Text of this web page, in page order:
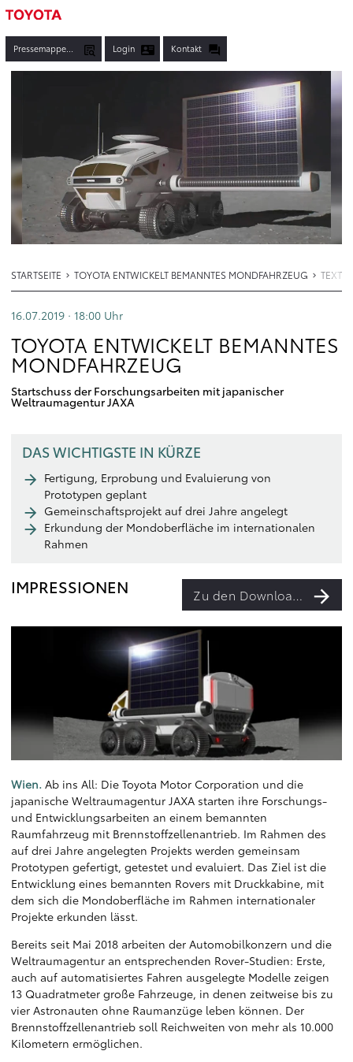
Pressemappen, Fotos & Co. Login Kontakt
STARTSEITE TOYOTA ENTWICKELT BEMANNTES MONDFAHRZEUG TEXT
16.07.2019 · 18:00 Uhr
TOYOTA ENTWICKELT BEMANNTES
MONDFAHRZEUG
Startschuss der Forschungsarbeiten mit japanischer
Weltraumagentur JAXA
DAS WICHTIGSTE IN KÜRZE
Fertigung, Erprobung und Evaluierung von
Prototypen geplant
Gemeinschaftsprojekt auf drei Jahre angelegt
Erkundung der Mondoberfläche im internationalen
Rahmen
IMPRESSIONEN Zu den Downloads
Wien. Ab ins All: Die Toyota Motor Corporation und die
japanische Weltraumagentur JAXA starten ihre Forschungs-
und Entwicklungsarbeiten an einem bemannten
Raumfahrzeug mit Brennstoffzellenantrieb. Im Rahmen des
auf drei Jahre angelegten Projekts werden gemeinsam
Prototypen gefertigt, getestet und evaluiert. Das Ziel ist die
Entwicklung eines bemannten Rovers mit Druckkabine, mit
dem sich die Mondoberfläche im Rahmen internationaler
Projekte erkunden lässt.
Bereits seit Mai 2018 arbeiten der Automobilkonzern und die
Weltraumagentur an entsprechenden Rover-Studien: Erste,
auch auf automatisiertes Fahren ausgelegte Modelle zeigen
13 Quadratmeter große Fahrzeuge, in denen zeitweise bis zu
vier Astronauten ohne Raumanzüge leben können. Der
Brennstoffzellenantrieb soll Reichweiten von mehr als 10.000
Kilometern ermöglichen.